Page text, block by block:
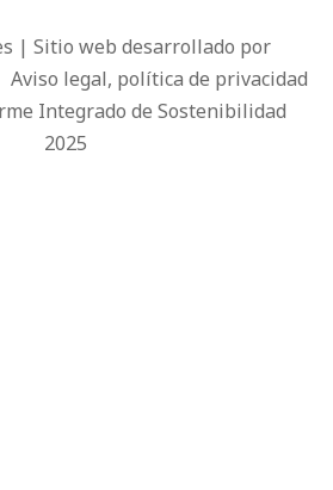
| Sitio web desarrollado por
Aviso legal, política de privacidad
Integrado de Sostenibilidad
2025